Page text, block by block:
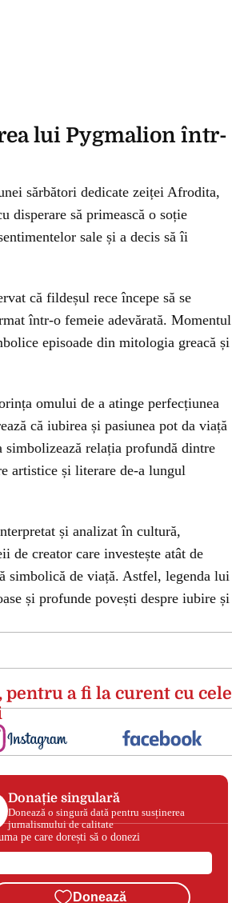
lui Pygmalion într-
sărbători dedicate zeiței Afrodita,
disperare să primească o soție
sale și a decis să îi
că fildeșul rece începe să se
într-o femeie adevărată. Momentul
episoade din mitologia greacă și
omului de a atinge perfecțiunea
că iubirea și pasiunea pot da viață
relația profundă dintre
artistice și literare de-a lungul
și analizat în cultură,
de creator care investește atât de
simbolică de viață. Astfel, legenda lui
și profunde povești despre iubire și
a fi la curent cu cele
Donație singulară
Donează o singură dată pentru susținerea
jurnalismului de calitate
pe care dorești să o donezi
Donează